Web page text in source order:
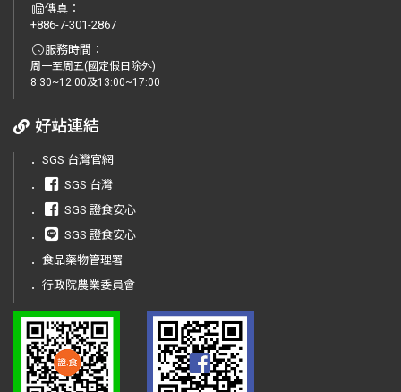
傳真：
+886-7-301-2867
服務時間：
周一至周五(國定假日除外)
8:30~12:00及13:00~17:00
好站連結
． SGS 台灣官網
．
SGS 台灣
．
SGS 證食安心
．
SGS 證食安心
． 食品藥物管理署
． 行政院農業委員會